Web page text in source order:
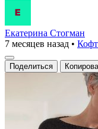
Екатерина Стогман
7 месяцев назад •
Поделиться